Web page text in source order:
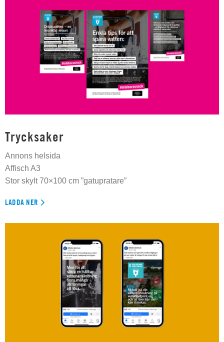
Trycksaker
Annons helsida
Affisch A3
Stor skylt 70×100 cm ”gatupratare”
LADDA NER